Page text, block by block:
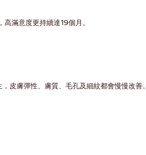
滿意度更持續達19個月。
皮膚彈性、膚質、毛孔及細紋都會慢慢改善。